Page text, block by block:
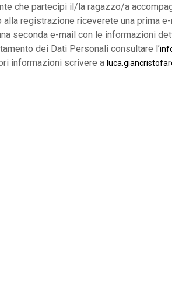
che partecipi il/la ragazzo/a
alla registrazione riceverete una prima
seconda e-mail con le informazioni
dei Dati Personali consultare l’
informazioni scrivere a